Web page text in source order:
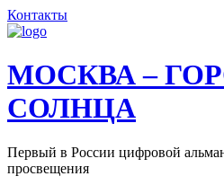
Контакты
МОСКВА –
СОЛНЦА
Первый в России цифровой
просвещения